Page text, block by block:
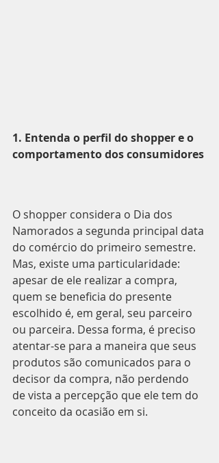
1. Entenda o perfil do shopper e o
comportamento dos consumidores
O shopper considera o Dia dos
Namorados a segunda principal data
do comércio do primeiro semestre.
Mas, existe uma particularidade:
apesar de ele realizar a compra,
quem se beneficia do presente
escolhido é, em geral, seu parceiro
ou parceira. Dessa forma, é preciso
atentar-se para a maneira que seus
produtos são comunicados para o
decisor da compra, não perdendo
de vista a percepção que ele tem do
conceito da ocasião em si.